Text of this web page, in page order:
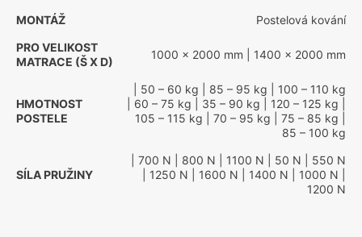
MONTÁŽ
Postelová kování
PRO VELIKOST
MATRACE (Š X D)
1000 x 2000 mm | 1400 x 2000 mm
HMOTNOST
POSTELE
| 50 – 60 kg | 85 – 95 kg | 100 – 110 kg
| 60 – 75 kg | 35 – 90 kg | 120 – 125 kg
105 – 115 kg | 70 – 95 kg | 75 – 85 kg
85 – 100 kg
SÍLA PRUŽINY
| 700 N | 800 N | 1100 N | 50 N | 550 N
| 1250 N | 1600 N | 1400 N | 1000 N
1200 N